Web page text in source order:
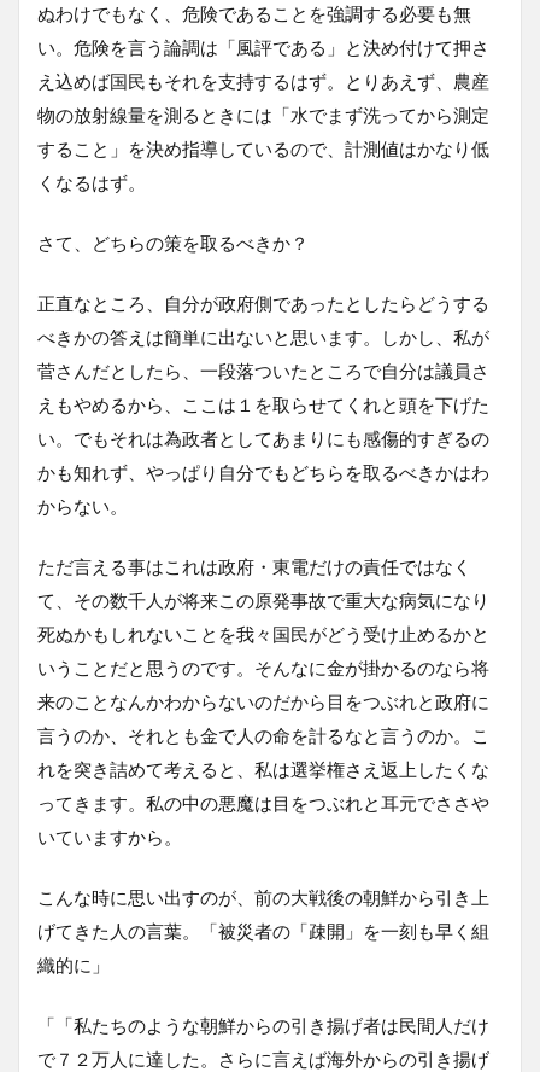
ぬわけでもなく、危険であることを強調する必要も無
い。危険を言う論調は「風評である」と決め付けて押さ
え込めば国民もそれを支持するはず。とりあえず、農産
物の放射線量を測るときには「水でまず洗ってから測定
すること」を決め指導しているので、計測値はかなり低
くなるはず。
さて、どちらの策を取るべきか？
正直なところ、自分が政府側であったとしたらどうする
べきかの答えは簡単に出ないと思います。しかし、私が
菅さんだとしたら、一段落ついたところで自分は議員さ
えもやめるから、ここは１を取らせてくれと頭を下げた
い。でもそれは為政者としてあまりにも感傷的すぎるの
かも知れず、やっぱり自分でもどちらを取るべきかはわ
からない。
ただ言える事はこれは政府・東電だけの責任ではなく
て、その数千人が将来この原発事故で重大な病気になり
死ぬかもしれないことを我々国民がどう受け止めるかと
いうことだと思うのです。そんなに金が掛かるのなら将
来のことなんかわからないのだから目をつぶれと政府に
言うのか、それとも金で人の命を計るなと言うのか。こ
れを突き詰めて考えると、私は選挙権さえ返上したくな
ってきます。私の中の悪魔は目をつぶれと耳元でささや
いていますから。
こんな時に思い出すのが、前の大戦後の朝鮮から引き上
げてきた人の言葉。「被災者の「疎開」を一刻も早く組
織的に」
「「私たちのような朝鮮からの引き揚げ者は民間人だけ
で７２万人に達した。さらに言えば海外からの引き揚げ